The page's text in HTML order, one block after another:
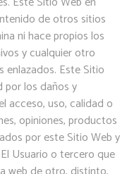
de otros sitios
ni hace propios los
y cualquier otro
Este Sitio
por los daños y
acceso, uso, calidad o
opiniones, productos
por este Sitio Web y
Usuario o tercero que